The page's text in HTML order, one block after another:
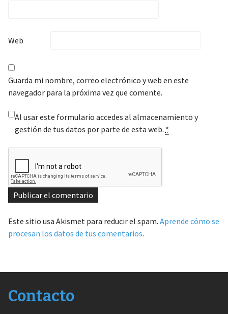
Web
Guarda mi nombre, correo electrónico y web en este
navegador para la próxima vez que comente.
Al usar este formulario accedes al almacenamiento y
gestión de tus datos por parte de esta web. *
Este sitio usa Akismet para reducir el spam. Aprende cómo se
procesan los datos de tus comentarios.
Contacto